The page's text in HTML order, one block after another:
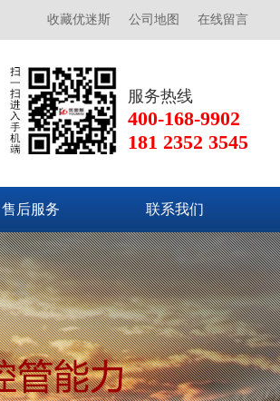
收藏优迷斯 公司地图 在线留言
服务热线
400-168-9902
181 2352 3545
售后服务 联系我们